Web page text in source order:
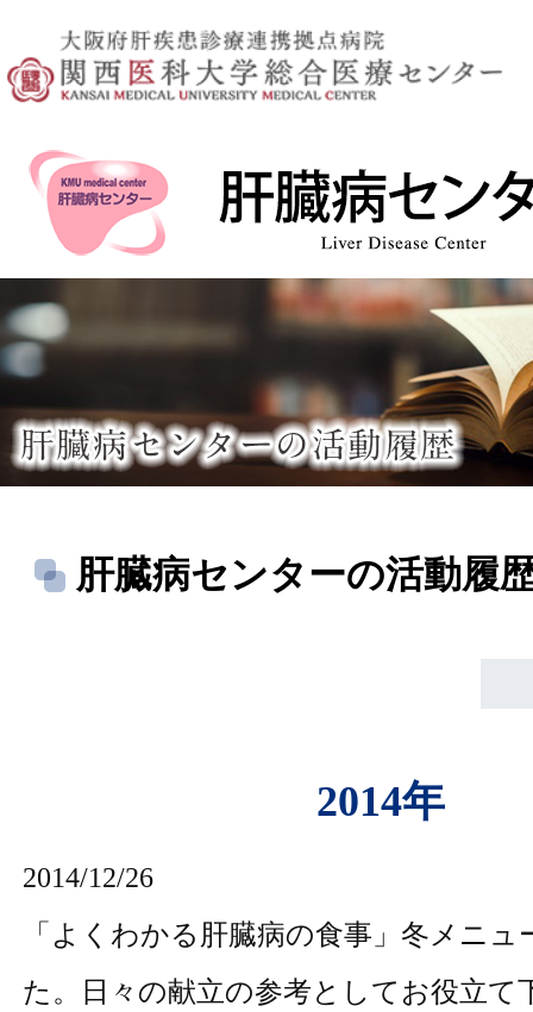
肝臓病センターの活動履
2014年
2014/12/26
「 よくわかる肝臓病の食事 」冬メニュ
た。日々の献立の参考としてお役立て